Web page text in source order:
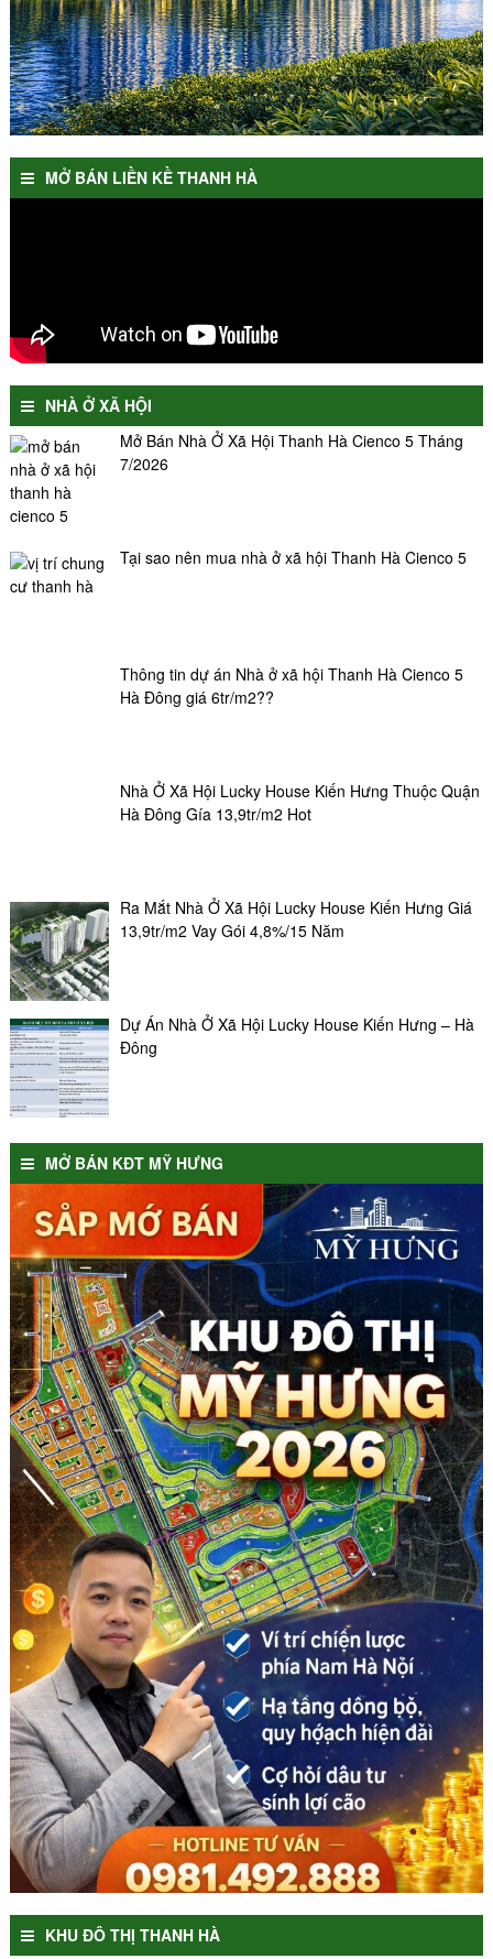
MỞ BÁN LIỀN KỀ THANH HÀ
NHÀ Ở XÃ HỘI
Mở Bán Nhà Ở Xã Hội Thanh Hà Cienco 5 Tháng
7/2026
Tại sao nên mua nhà ở xã hội Thanh Hà Cienco 5
Thông tin dự án Nhà ở xã hội Thanh Hà Cienco 5
Hà Đông giá 6tr/m2??
Nhà Ở Xã Hội Lucky House Kiến Hưng Thuộc Quận
Hà Đông Gía 13,9tr/m2 Hot
Ra Mắt Nhà Ở Xã Hội Lucky House Kiến Hưng Giá
13,9tr/m2 Vay Gói 4,8%/15 Năm
Dự Án Nhà Ở Xã Hội Lucky House Kiến Hưng – Hà
Đông
MỞ BÁN KĐT MỸ HƯNG
KHU ĐÔ THỊ THANH HÀ